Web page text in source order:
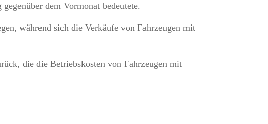
dem Vormonat bedeutete.
während sich die Verkäufe von Fahrzeugen mit
die die Betriebskosten von Fahrzeugen mit